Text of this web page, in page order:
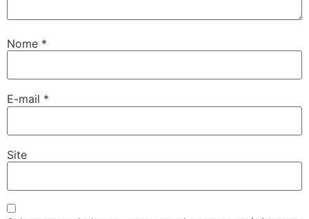
Nome *
E-mail *
Site